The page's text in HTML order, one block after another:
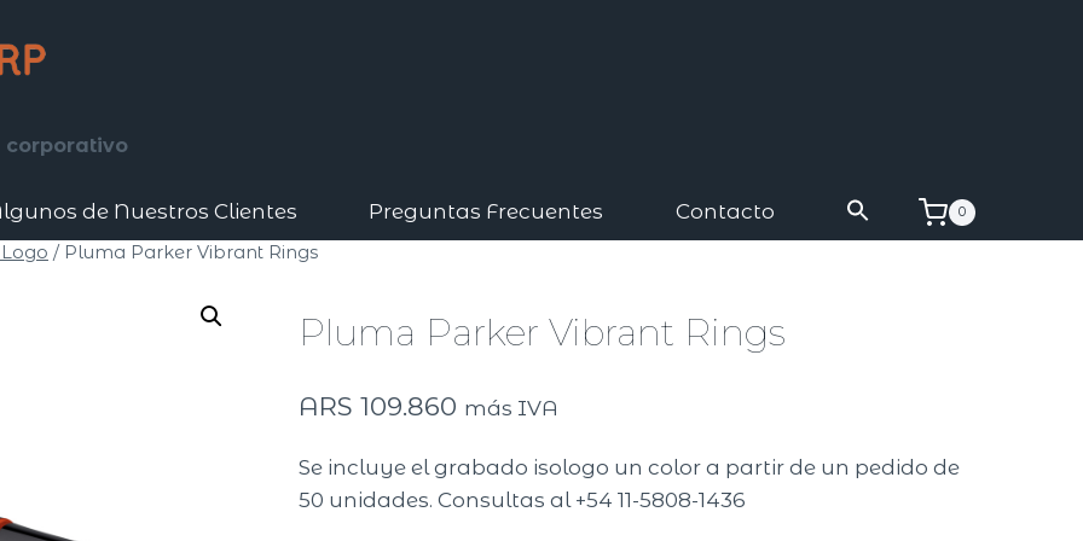
corporativo
de Nuestros Clientes Preguntas Frecuentes Contacto 0
/ Pluma Parker Vibrant Rings
Pluma Parker Vibrant Rings
ARS 109.860 más IVA
Se incluye el grabado isologo un color a partir de un pedido de
50 unidades. Consultas al +54 11-5808-1436